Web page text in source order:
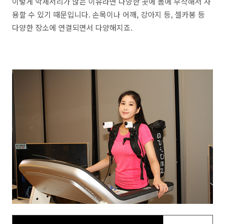
용할 수 있기 때문입니다. 손목이나 어깨, 강아지 등, 셀카봉 등
다양한 장소에 연결되면서 다양해지죠.